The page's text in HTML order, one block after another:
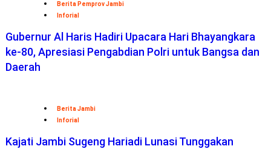
Berita Pemprov Jambi
Inforial
Gubernur Al Haris Hadiri Upacara Hari Bhayangkara
ke-80, Apresiasi Pengabdian Polri untuk Bangsa dan
Daerah
Berita Jambi
Inforial
Kajati Jambi Sugeng Hariadi Lunasi Tunggakan